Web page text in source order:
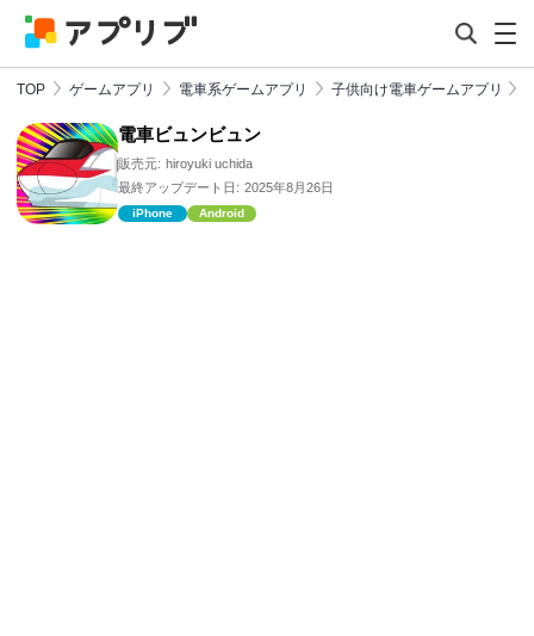
TOP ゲームアプリ 電車系ゲームアプリ 子供向け電車ゲームアプリ
電車ビュンビュン
販売元: hiroyuki uchida
最終アップデート日: 2025年8月26日
iPhone Android